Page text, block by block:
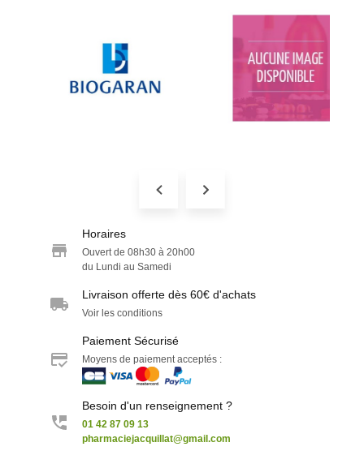
Horaires
Ouvert de 08h30 à 20h00
du Lundi au Samedi
Livraison offerte dès 60€ d'achats
Voir les conditions
Paiement Sécurisé
Moyens de paiement acceptés :
Besoin d'un renseignement ?
01 42 87 09 13
pharmaciejacquillat@gmail.com